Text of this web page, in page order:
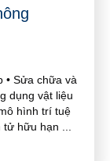
• Sửa chữa và
dụng vật liệu
hình trí tuệ
tử hữu hạn